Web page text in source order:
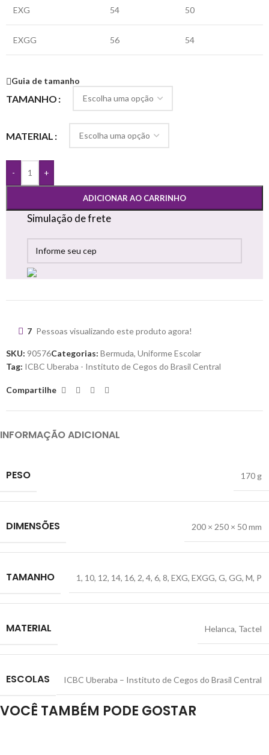
EXG 54 50
EXGG 56 54
Guia de tamanho
TAMANHO
MATERIAL
- +
ADICIONAR AO CARRINHO
Simulação de frete
7 Pessoas visualizando este produto agora!
SKU: 90576Categorias: Bermuda, Uniforme Escolar
Tag: ICBC Uberaba - Instituto de Cegos do Brasil Central
Compartilhe
INFORMAÇÃO ADICIONAL
PESO 170 g
DIMENSÕES 200 × 250 × 50 mm
TAMANHO 1, 10, 12, 14, 16, 2, 4, 6, 8, EXG, EXGG, G, GG, M, P
MATERIAL Helanca, Tactel
ESCOLAS ICBC Uberaba – Instituto de Cegos do Brasil Central
VOCÊ TAMBÉM PODE GOSTAR